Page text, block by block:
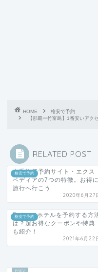
HOME
格安で予約
【那覇ー竹富島】1番安いアク
RELATED POST
格安で予約
大手旅行予約サイト・エクス
ペディアの7つの特徴。お得に
旅行へ行こう
2020年6月27
格安で予約
Reluxでホテルを予約する方
は？超お得なクーポンや特典
も紹介！
2021年6月22